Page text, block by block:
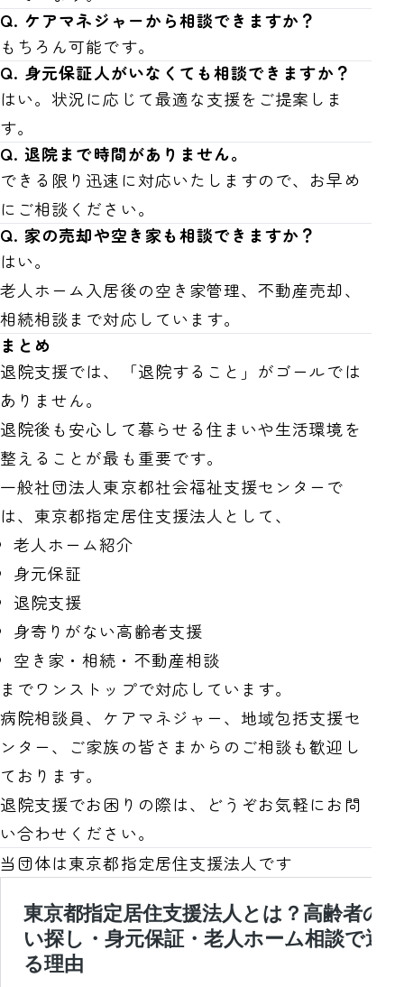
Q. ケアマネジャーから相談できますか？
もちろん可能です。
Q. 身元保証人がいなくても相談できますか？
はい。状況に応じて最適な支援をご提案しま
す。
Q. 退院まで時間がありません。
できる限り迅速に対応いたしますので、お早め
にご相談ください。
Q. 家の売却や空き家も相談できますか？
はい。
老人ホーム入居後の空き家管理、不動産売却、
相続相談まで対応しています。
まとめ
退院支援では、「退院すること」がゴールでは
ありません。
退院後も安心して暮らせる住まいや生活環境を
整えることが最も重要です。
一般社団法人東京都社会福祉支援センターで
は、東京都指定居住支援法人として、
老人ホーム紹介
身元保証
退院支援
身寄りがない高齢者支援
空き家・相続・不動産相談
までワンストップで対応しています。
病院相談員、ケアマネジャー、地域包括支援セ
ンター、ご家族の皆さまからのご相談も歓迎し
ております。
退院支援でお困りの際は、どうぞお気軽にお問
い合わせください。
当団体は東京都指定居住支援法人です